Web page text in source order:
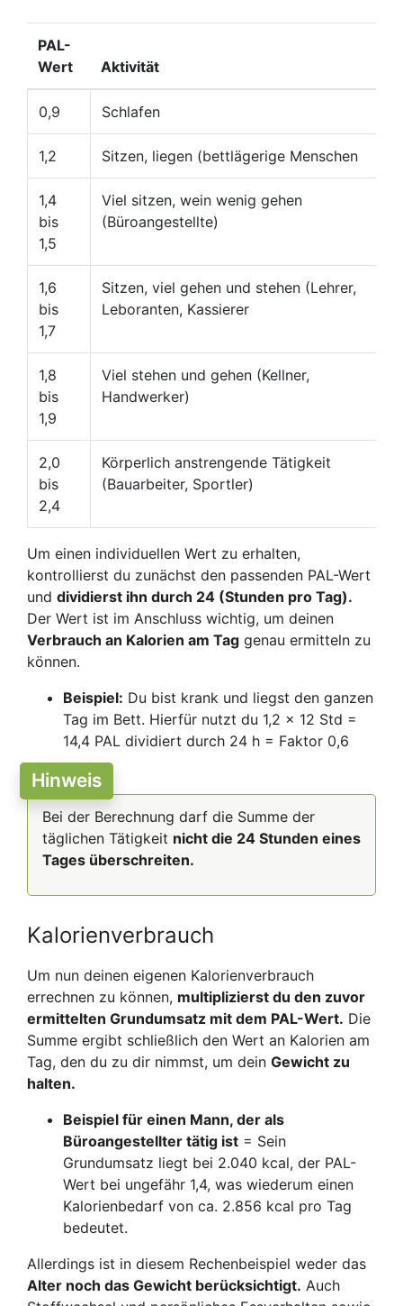
PAL-
Wert
Aktivität
0,9 Schlafen
1,2 Sitzen, liegen (bettlägerige Menschen
1,4
bis
1,5
Viel sitzen, wein wenig gehen
(Büroangestellte)
1,6
bis
1,7
Sitzen, viel gehen und stehen (Lehrer,
Leboranten, Kassierer
1,8
bis
1,9
Viel stehen und gehen (Kellner,
Handwerker)
2,0
bis
2,4
Körperlich anstrengende Tätigkeit
(Bauarbeiter, Sportler)
Um einen individuellen Wert zu erhalten,
kontrollierst du zunächst den passenden PAL-Wert
und dividierst ihn durch 24 (Stunden pro Tag).
Der Wert ist im Anschluss wichtig, um deinen
Verbrauch an Kalorien am Tag genau ermitteln zu
können.
Beispiel: Du bist krank und liegst den ganzen
Tag im Bett. Hierfür nutzt du 1,2 x 12 Std =
14,4 PAL dividiert durch 24 h = Faktor 0,6
Hinweis
Bei der Berechnung darf die Summe der
täglichen Tätigkeit nicht die 24 Stunden eines
Tages überschreiten.
Kalorienverbrauch
Um nun deinen eigenen Kalorienverbrauch
errechnen zu können, multiplizierst du den zuvor
ermittelten Grundumsatz mit dem PAL-Wert. Die
Summe ergibt schließlich den Wert an Kalorien am
Tag, den du zu dir nimmst, um dein Gewicht zu
halten.
Beispiel für einen Mann, der als
Büroangestellter tätig ist = Sein
Grundumsatz liegt bei 2.040 kcal, der PAL-
Wert bei ungefähr 1,4, was wiederum einen
Kalorienbedarf von ca. 2.856 kcal pro Tag
bedeutet.
Allerdings ist in diesem Rechenbeispiel weder das
Alter noch das Gewicht berücksichtigt. Auch